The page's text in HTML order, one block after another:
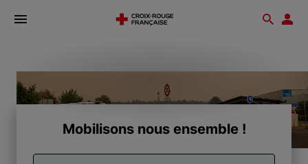
Ouvrir
Incendies
en
Gironde
Mobilisons nous ensemble !